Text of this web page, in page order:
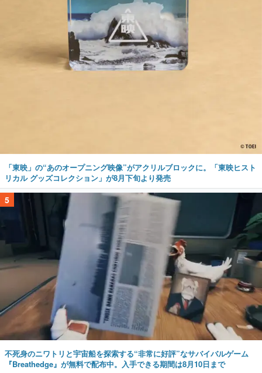
「東映」の“あのオープニング映像”がアクリルブロックに。「東映ヒスト
リカル グッズコレクション」が8月下旬より発売
5
不死身のニワトリと宇宙船を探索する“非常に好評”なサバイバルゲーム
『Breathedge』が無料で配布中。入手できる期間は8月10日まで